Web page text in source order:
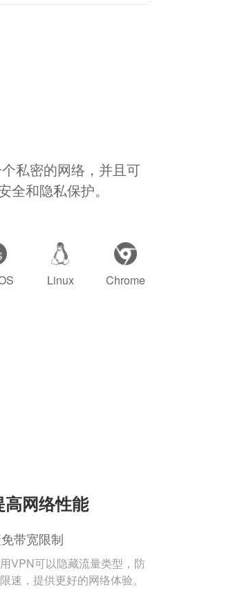
私密的网络，并且可
和隐私保护。
Linux Chrome
高网络性能
带宽限制
VPN可以隐藏流量类型，防
速，提供更好的网络体验。